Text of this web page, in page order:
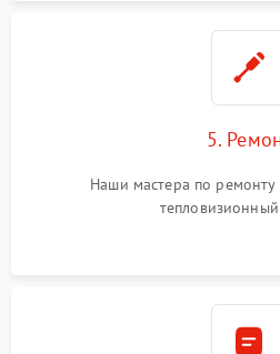
5.
Наши мастера по